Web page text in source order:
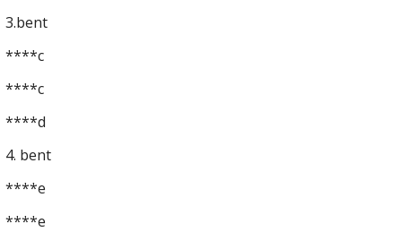
3.bent
****c
****c
****d
4. bent
****e
****e